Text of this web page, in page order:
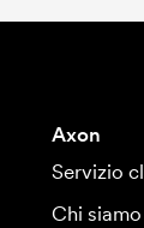
Axon
Servizio
Chi siamo